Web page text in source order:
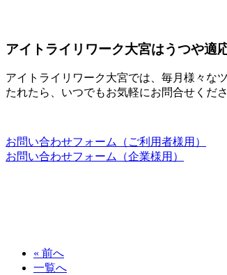
アイトライリワーク大宮はうつや適
アイトライリワーク大宮では、毎月様々な
たれたら、いつでもお気軽にお問合せくださ
お問い合わせフォーム（ご利用者様用）
お問い合わせフォーム（企業様用）
« 前へ
一覧へ